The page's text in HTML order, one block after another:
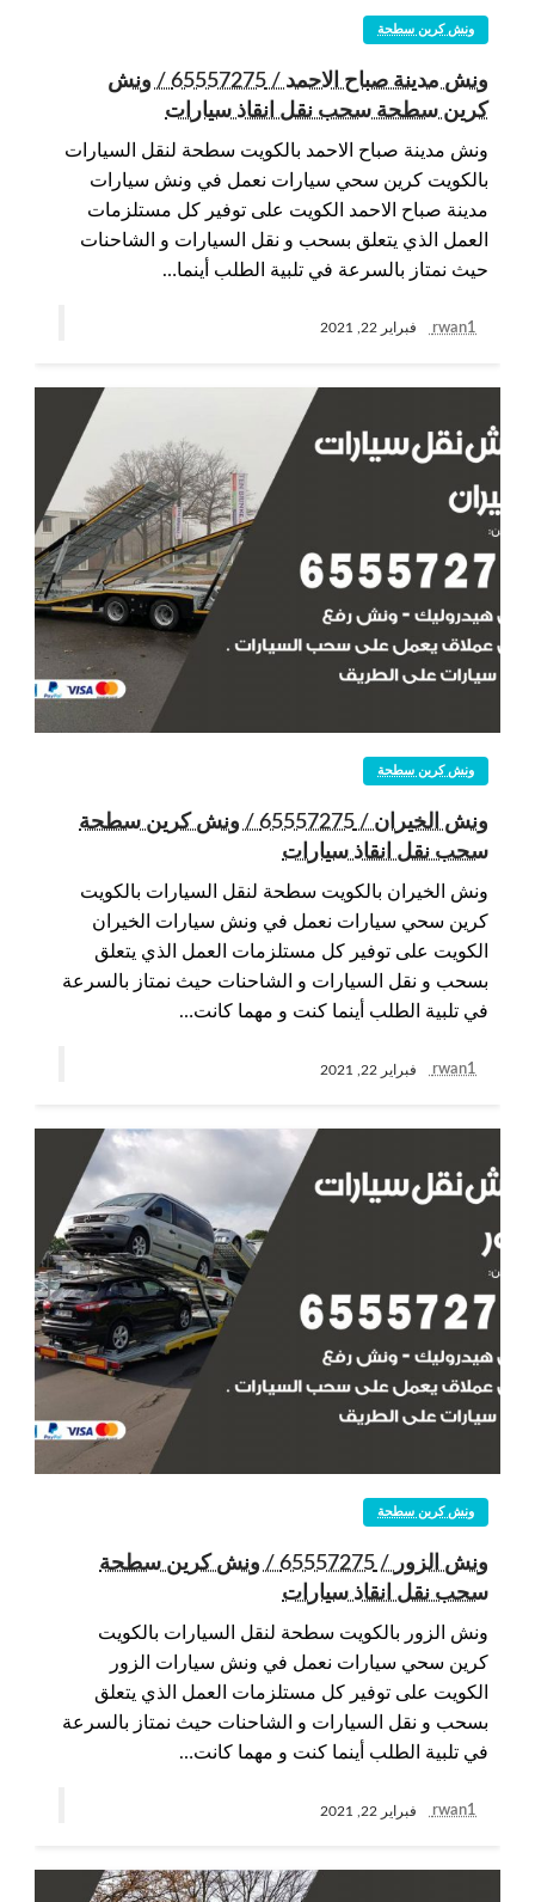
ونش كرين سطحة
ونش مدينة صباح الاحمد / 65557275 / ونش
كرين سطحة سحب نقل انقاذ سيارات
ونش مدينة صباح الاحمد بالكويت سطحة لنقل السيارات
بالكويت كرين سحي سيارات نعمل في ونش سيارات
مدينة صباح الاحمد الكويت على توفير كل مستلزمات
العمل الذي يتعلق بسحب و نقل السيارات و الشاحنات
حيث نمتاز بالسرعة في تلبية الطلب أينما…
rwan1 فبراير 22, 2021
ونش كرين سطحة
ونش الخيران / 65557275 / ونش كرين سطحة
سحب نقل انقاذ سيارات
ونش الخيران بالكويت سطحة لنقل السيارات بالكويت
كرين سحي سيارات نعمل في ونش سيارات الخيران
الكويت على توفير كل مستلزمات العمل الذي يتعلق
بسحب و نقل السيارات و الشاحنات حيث نمتاز بالسرعة
في تلبية الطلب أينما كنت و مهما كانت…
rwan1 فبراير 22, 2021
ونش كرين سطحة
ونش الزور / 65557275 / ونش كرين سطحة
سحب نقل انقاذ سيارات
ونش الزور بالكويت سطحة لنقل السيارات بالكويت
كرين سحي سيارات نعمل في ونش سيارات الزور
الكويت على توفير كل مستلزمات العمل الذي يتعلق
بسحب و نقل السيارات و الشاحنات حيث نمتاز بالسرعة
في تلبية الطلب أينما كنت و مهما كانت…
rwan1 فبراير 22, 2021